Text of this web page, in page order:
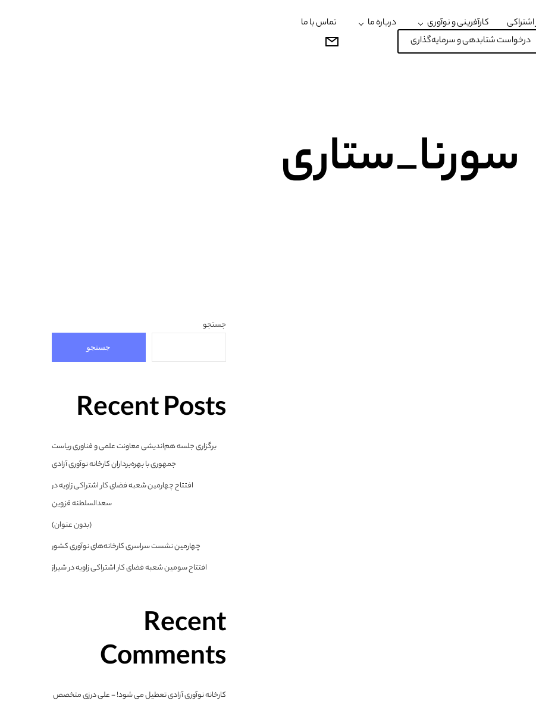
کارآفرینی و نوآوری درباره ما
تماس با ما
درخواست شتابدهی و سرمایه‌گذاری
سورنا_ستاری
جستجو
جستجو
Recent Posts
برگزاری جلسه هم‌اندیشی معاونت علمی و فناوری ریاست
جمهوری با بهره‌برداران کارخانه نوآوری آزادی
افتتاح چهارمین شعبه فضای کار اشتراکی زاویه در
سعدالسلطنه قزوین
(بدون عنوان)
چهارمین نشست سراسری کارخانه‌های نوآوری کشور
افتتاح سومین شعبه فضای کار اشتراکی زاویه در شیراز
Recent
Comments
کارخانه نوآوری آزادی تعطیل می شود! - علی درزی متخصص